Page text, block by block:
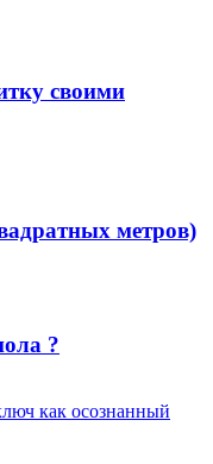
своими
метров)
?